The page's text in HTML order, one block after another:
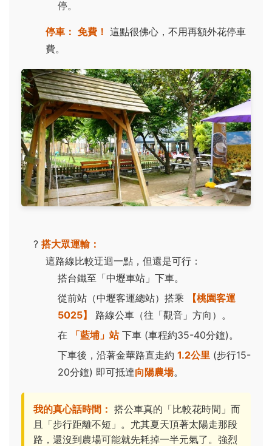
停。
停車： 免費！ 這點很佛心，不用再額外花停車
費。
? 搭大眾運輸：
這路線比較迂迴一點，但還是可行：
搭台鐵至「中壢車站」下車。
從前站（中壢客運總站）搭乘
【桃園客運
5025】
路線公車（往「觀音」方向）。
在
「藍埔」站下車 (車程約35-40分鐘)。
下車後，沿著金華路直走約 1.2公里 (步行15-
20分鐘) 即可抵達向陽農場。
我的真心話時間： 搭公車真的「比較花時間」而
且「步行距離不短」。尤其夏天頂著太陽走那段
路，還沒到農場可能就先耗掉一半元氣了。強烈